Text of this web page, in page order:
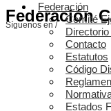
Federación
Síguenos en /
Federación
Comité
Contacto
Estatutos
Código
Estados